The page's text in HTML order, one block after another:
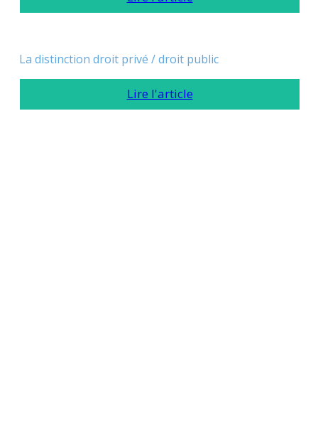
La distinction droit privé / droit public
Lire l'article